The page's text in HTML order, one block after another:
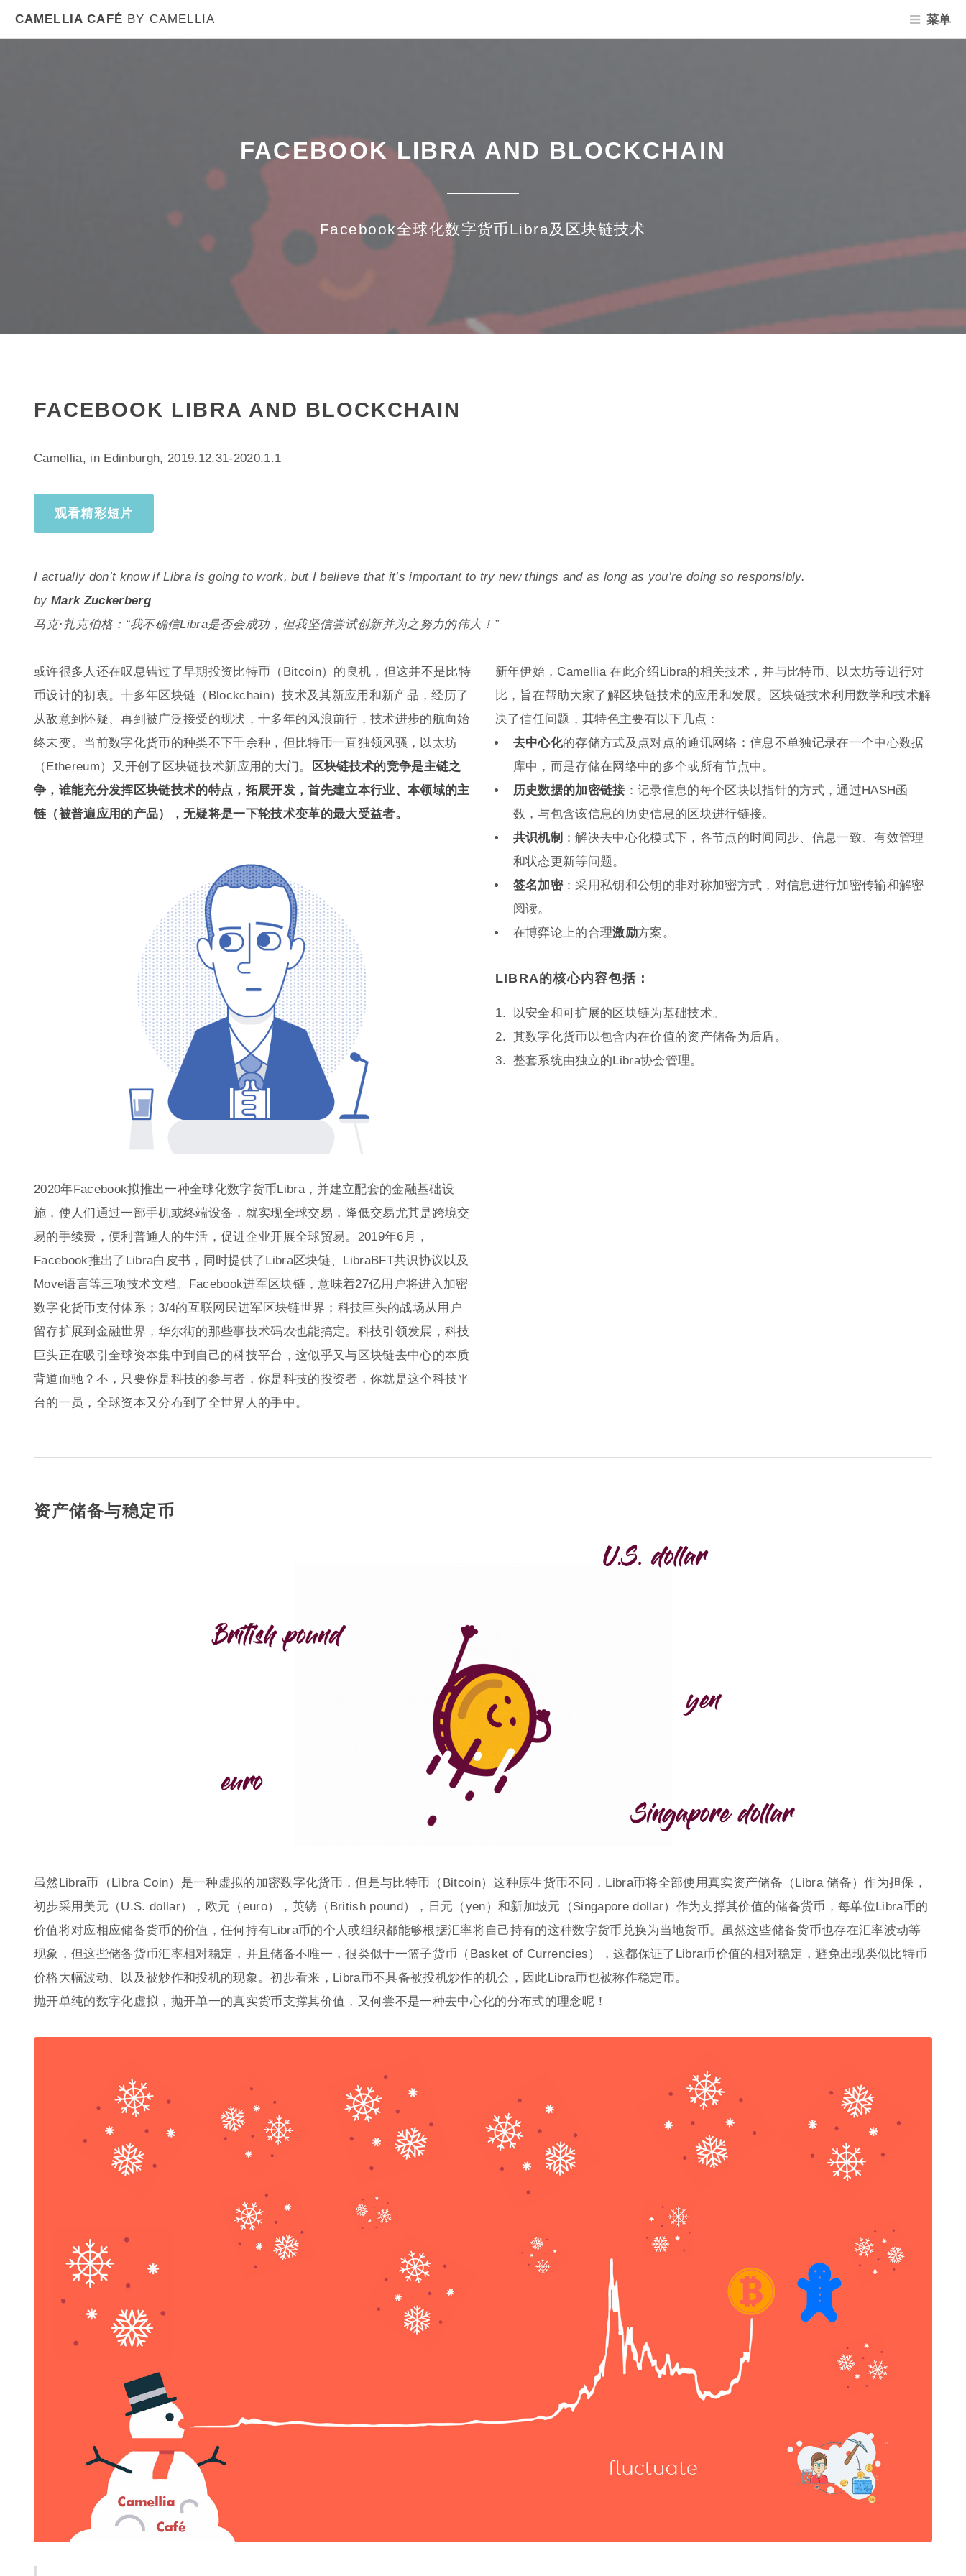
CAMELLIA CAFÉ BY CAMELLIA 菜单
FACEBOOK LIBRA AND BLOCKCHAIN
Facebook全球化数字货币Libra及区块链技术
FACEBOOK LIBRA AND BLOCKCHAIN
Camellia, in Edinburgh, 2019.12.31-2020.1.1
观看精彩短片
I actually don’t know if Libra is going to work, but I believe that it’s important to try new things and as long as you’re doing so responsibly.
by Mark Zuckerberg
马克·扎克伯格：“我不确信Libra是否会成功，但我坚信尝试创新并为之努力的伟大！”
或许很多人还在叹息错过了早期投资比特币（Bitcoin）的良机，但这并不是比特
币设计的初衷。十多年区块链（Blockchain）技术及其新应用和新产品，经历了
从敌意到怀疑、再到被广泛接受的现状，十多年的风浪前行，技术进步的航向始
终未变。当前数字化货币的种类不下千余种，但比特币一直独领风骚，以太坊
（Ethereum）又开创了区块链技术新应用的大门。
区块链技术的竞争是主链之
争，谁能充分发挥区块链技术的特点，拓展开发，首先建立本行业、本领域的主
链（被普遍应用的产品），无疑将是一下轮技术变革的最大受益者。
2020年Facebook拟推出一种全球化数字货币Libra，并建立配套的金融基础设
施，使人们通过一部手机或终端设备，就实现全球交易，降低交易尤其是跨境交
易的手续费，便利普通人的生活，促进企业开展全球贸易。2019年6月，
Facebook推出了Libra白皮书，同时提供了Libra区块链、LibraBFT共识协议以及
Move语言等三项技术文档。Facebook进军区块链，意味着27亿用户将进入加密
数字化货币支付体系；3/4的互联网民进军区块链世界；科技巨头的战场从用户
留存扩展到金融世界，华尔街的那些事技术码农也能搞定。科技引领发展，科技
巨头正在吸引全球资本集中到自己的科技平台，这似乎又与区块链去中心的本质
背道而驰？不，只要你是科技的参与者，你是科技的投资者，你就是这个科技平
台的一员，全球资本又分布到了全世界人的手中。
新年伊始，Camellia 在此介绍Libra的相关技术，并与比特币、以太坊等进行对
比，旨在帮助大家了解区块链技术的应用和发展。区块链技术利用数学和技术解
决了信任问题，其特色主要有以下几点：
去中心化的存储方式及点对点的通讯网络：信息不单独记录在一个中心数据
库中，而是存储在网络中的多个或所有节点中。
历史数据的加密链接 ：记录信息的每个区块以指针的方式，通过HASH函
数，与包含该信息的历史信息的区块进行链接。
共识机制 ：解决去中心化模式下，各节点的时间同步、信息一致、有效管理
和状态更新等问题。
签名加密：采用私钥和公钥的非对称加密方式，对信息进行加密传输和解密
阅读。
在博弈论上的合理激励方案。
LIBRA的核心内容包括：
以安全和可扩展的区块链为基础技术。
其数字化货币以包含内在价值的资产储备为后盾。
整套系统由独立的Libra协会管理。
资产储备与稳定币
虽然Libra币（Libra Coin）是一种虚拟的加密数字化货币，但是与比特币（Bitcoin）这种原生货币不同，Libra币将全部使用真实资产储备（Libra 储备）作为担保，
初步采用美元（U.S. dollar），欧元（euro），英镑（British pound），日元（yen）和新加坡元（Singapore dollar）作为支撑其价值的储备货币，每单位Libra币的
价值将对应相应储备货币的价值，任何持有Libra币的个人或组织都能够根据汇率将自己持有的这种数字货币兑换为当地货币。虽然这些储备货币也存在汇率波动等
现象，但这些储备货币汇率相对稳定，并且储备不唯一，很类似于一篮子货币（Basket of Currencies），这都保证了Libra币价值的相对稳定，避免出现类似比特币
价格大幅波动、以及被炒作和投机的现象。初步看来，Libra币不具备被投机炒作的机会，因此Libra币也被称作稳定币。
抛开单纯的数字化虚拟，抛开单一的真实货币支撑其价值，又何尝不是一种去中心化的分布式的理念呢！